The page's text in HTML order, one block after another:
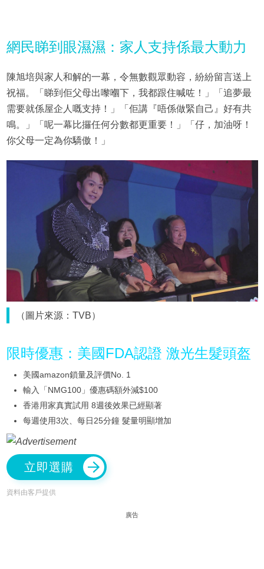
網民睇到眼濕濕：家人支持係最大動力
陳旭培與家人和解的一幕，令無數觀眾動容，紛紛留言送上
祝福。「睇到佢父母出嚟嗰下，我都跟住喊咗！」「追夢最
需要就係屋企人嘅支持！」「佢講『唔係做緊自己』好有共
鳴。」「呢一幕比攞任何分數都更重要！」「仔，加油呀！
你父母一定為你驕傲！」
（圖片來源：TVB）
限時優惠：美國FDA認證 激光生髮頭盔
美國amazon鎖量及評價No. 1
輸入「NMG100」優惠碼額外減$100
香港用家真實試用 8週後效果已經顯著
每週使用3次、每日25分鐘 髮量明顯增加
立即選購
資料由客戶提供
廣告